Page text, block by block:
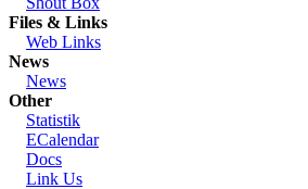
Files & Links
Web Links
News
News
Other
Statistik
ECalendar
Docs
Link Us